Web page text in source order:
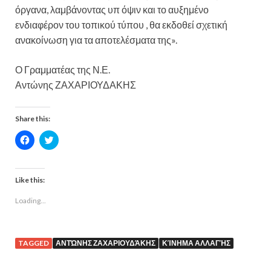
όργανα, λαμβάνοντας υπ όψιν και το αυξημένο
ενδιαφέρον του τοπικού τύπου , θα εκδοθεί σχετική
ανακοίνωση για τα αποτελέσματα της».
Ο Γραμματέας της Ν.Ε.
Αντώνης ΖΑΧΑΡΙΟΥΔΑΚΗΣ
Share this:
C
l
k
t
o
h
n
F
C
l
n
T
Like this:
Loading...
TAGGED ΑΝΤΏΝΗΣ ΖΑΧΑΡΙΟΥΔΆΚΗΣ ΚΊΝΗΜΑ ΑΛΛΑΓΉΣ